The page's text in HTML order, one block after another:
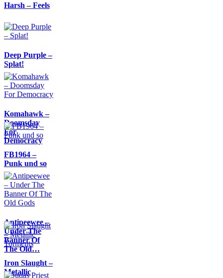
Harsh – Feels
Deep Purple –
Splat!
Komahawk –
Doomsday
For
Democracy
FB1964 –
Punk und so
Antipeewee –
Under The
Banner Of
The Old…
Iron Slaught –
Metallic